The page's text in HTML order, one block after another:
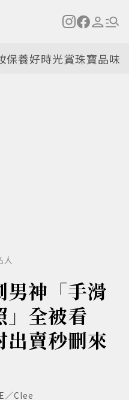
保養好時光賞珠寶品味
人
男神「手滑
」全被看
賣秒刪來
／Clee